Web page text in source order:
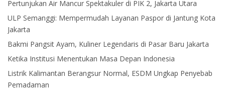
Pertunjukan Air Mancur Spektakuler di PIK 2, Jakarta Utara
ULP Semanggi: Mempermudah Layanan Paspor di Jantung Kota
Jakarta
Bakmi Pangsit Ayam, Kuliner Legendaris di Pasar Baru Jakarta
Ketika Institusi Menentukan Masa Depan Indonesia
Listrik Kalimantan Berangsur Normal, ESDM Ungkap Penyebab
Pemadaman